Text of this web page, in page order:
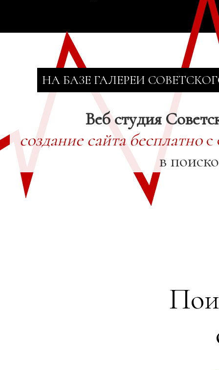
НА БАЗЕ ГАЛЕРЕИ
Веб студия
создание сайта бесплатнос
в